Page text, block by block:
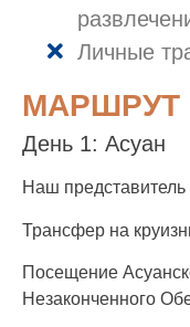
Личные
МАРШРУТ
День 1: Асуан
Наш представитель
Трансфер на
Посещение
Незаконченного